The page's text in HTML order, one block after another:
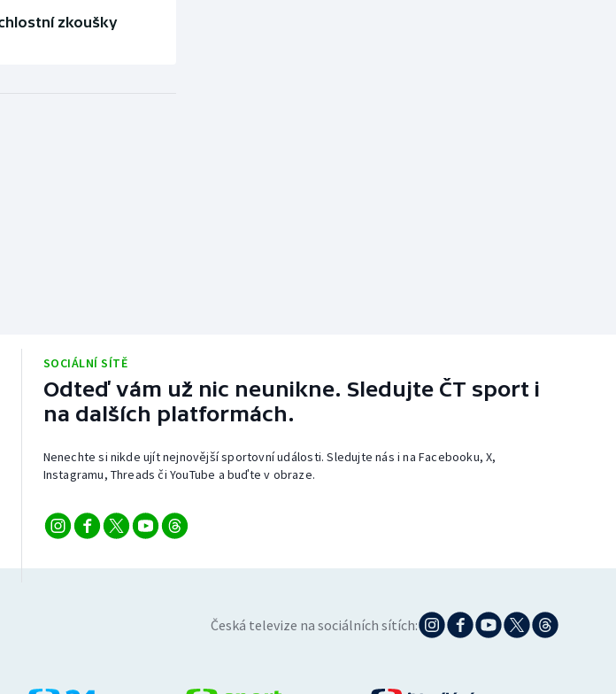
zkoušky
SOCIÁLNÍ SÍTĚ
Odteď vám už nic neunikne. Sledujte ČT sport i
na dalších platformách.
Nenechte si nikde ujít nejnovější sportovní události. Sledujte nás i na Facebooku, X,
Instagramu, Threads či YouTube a buďte v obraze.
Česká televize na sociálních sítích: